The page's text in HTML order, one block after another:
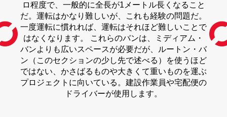
ロ程度で、一般的に全長が1メートル長くなること
だ。運転はかなり難しいが、これも経験の問題だ。
一度運転に慣れれば、運転はそれほど難しいことで
はなくなります。 これらのバンは、ミディアム・
バンよりも広いスペースが必要だが、ルートン・バ
ン（このセクションの少し先で述べる）を使うほど
ではない、かさばるものや大きくて重いものを運ぶ
プロジェクトに向いている。建設作業員や宅配便の
ドライバーが使用します。